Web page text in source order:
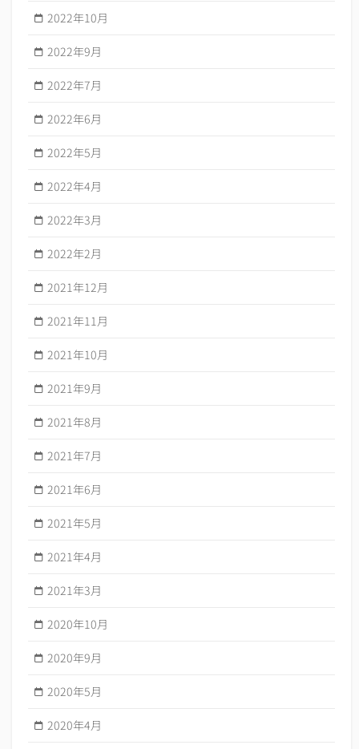
2022年10月
2022年9月
2022年7月
2022年6月
2022年5月
2022年4月
2022年3月
2022年2月
2021年12月
2021年11月
2021年10月
2021年9月
2021年8月
2021年7月
2021年6月
2021年5月
2021年4月
2021年3月
2020年10月
2020年9月
2020年5月
2020年4月